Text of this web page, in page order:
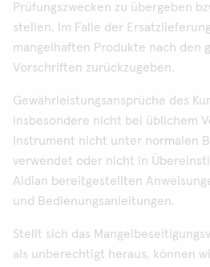
Prüfungszwecken zu übergeben
stellen. Im Falle der
mangelhaften Produkte nach den
Vorschriften zurückzugeben.
Gewährleistungsansprüche des
insbesondere nicht bei üblichem
Instrument nicht unter normalen
verwendet oder nicht in
Aidian bereitgestellten
und Bedienungsanleitungen.
Stellt sich das
als unberechtigt heraus, können